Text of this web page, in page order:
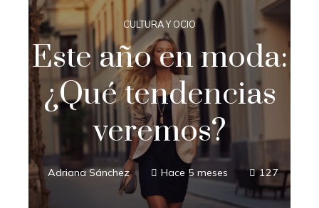
CULTURA Y OCIO
Este año en moda:
¿Qué tendencias
veremos?
Adriana Sánchez Hace 5 meses 127